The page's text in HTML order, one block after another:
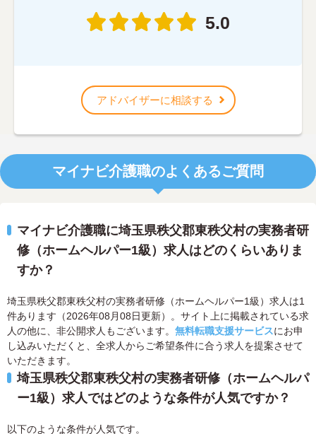
5.0
アドバイザーに相談する
マイナビ介護職のよくあるご質問
マイナビ介護職に埼玉県秩父郡東秩父村の実務者研
修（ホームヘルパー1級）求人はどのくらいありま
すか？
埼玉県秩父郡東秩父村の実務者研修（ホームヘルパー1級）求人は1
件あります（2026年08月08日更新）。サイト上に掲載されている求
人の他に、非公開求人もございます。 無料転職支援サービスにお申
し込みいただくと、全求人からご希望条件に合う求人を提案させて
いただきます。
埼玉県秩父郡東秩父村の実務者研修（ホームヘルパ
ー1級）求人ではどのような条件が人気ですか？
以下のような条件が人気です。